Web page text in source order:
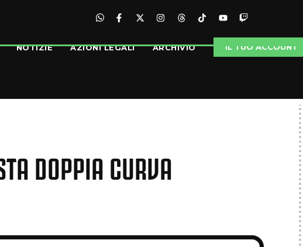
NOTIZIE AZIONI LEGALI ARCHIVIO IL TUO ACCOUNT
DOPPIA CURVA